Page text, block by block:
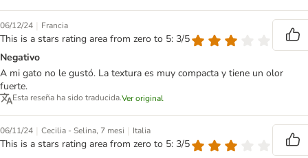
06/12/24 | Francia
This is a stars rating area from zero to 5: 3/5
Negativo
A mi gato no le gustó. La textura es muy compacta y tiene un olor
fuerte.
Esta reseña ha sido traducida.Ver original
06/11/24 | Cecilia - Selina, 7 mesi | Italia
This is a stars rating area from zero to 5: 3/5